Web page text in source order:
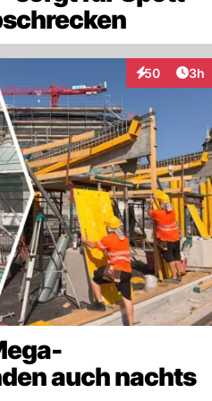
50
Interaktionen
3h
auch nachts